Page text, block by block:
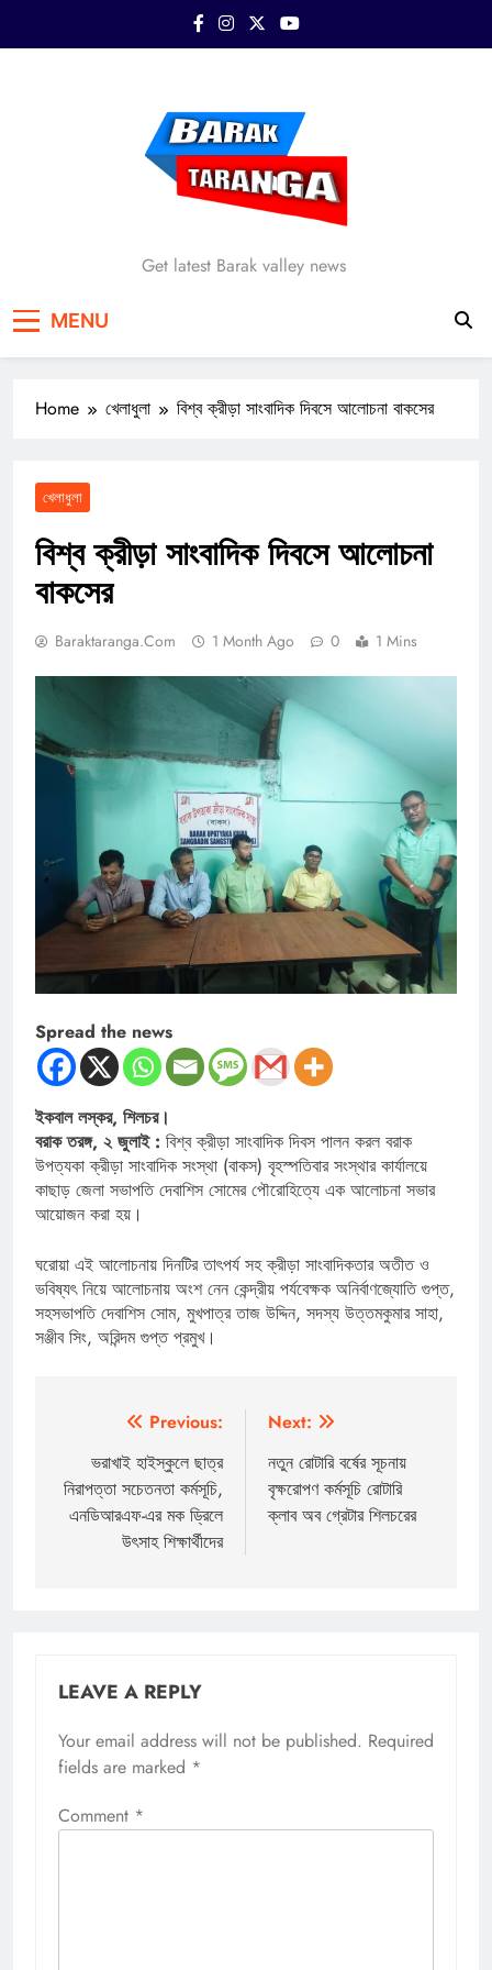
Barak Taranga
Get latest Barak valley news
MENU
Home খেলাধুলা বিশ্ব ক্রীড়া সাংবাদিক দিবসে আলোচনা বাকসের
খেলাধুলা
বিশ্ব ক্রীড়া সাংবাদিক দিবসে আলোচনা
বাকসের
Baraktaranga.com 1 Month Ago 0 1 Mins
Spread the news
ইকবাল লস্কর, শিলচর।
বরাক তরঙ্গ, ২ জুলাই : বিশ্ব ক্রীড়া সাংবাদিক দিবস পালন করল বরাক
উপত্যকা ক্রীড়া সাংবাদিক সংস্থা (বাকস) বৃহস্পতিবার সংস্থার কার্যালয়ে
কাছাড় জেলা সভাপতি দেবাশিস সোমের পৌরোহিত্যে এক আলোচনা সভার
আয়োজন করা হয়।
ঘরোয়া এই আলোচনায় দিনটির তাৎপর্য সহ ক্রীড়া সাংবাদিকতার অতীত ও
ভবিষ্যৎ নিয়ে আলোচনায় অংশ নেন কেন্দ্রীয় পর্যবেক্ষক অনির্বাণজ্যোতি গুপ্ত,
সহসভাপতি দেবাশিস সোম, মুখপাত্র তাজ উদ্দিন, সদস্য উত্তমকুমার সাহা,
সঞ্জীব সিং, অরিন্দম গুপ্ত প্রমুখ।
navigation
Previous:
ভরাখাই হাইস্কুলে ছাত্র
নিরাপত্তা সচেতনতা কর্মসূচি,
এনডিআরএফ-এর মক ড্রিলে
উৎসাহ শিক্ষার্থীদের
Next:
নতুন রোটারি বর্ষের সূচনায়
বৃক্ষরোপণ কর্মসূচি রোটারি
ক্লাব অব গ্রেটার শিলচরের
LEAVE A REPLY
Your email address will not be published. Required
fields are marked *
Comment *